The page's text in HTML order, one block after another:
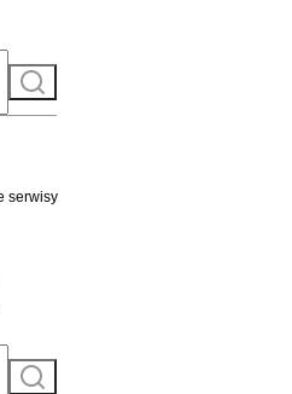
Szukaj
serwisu
serwisy
Szukaj